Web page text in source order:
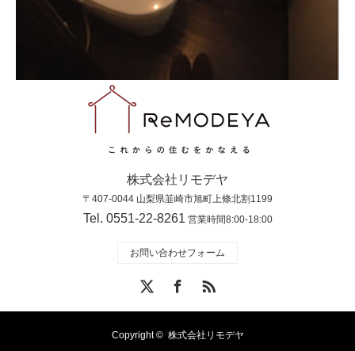
株式会社リモデヤ
〒407-0044 山梨県韮崎市旭町上條北割1199
Tel. 0551-22-8261 営業時間8:00-18:00
お問い合わせフォーム
RSS
Copyright © 株式会社リモデヤ